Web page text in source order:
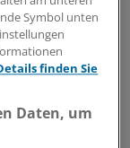
der
ein als
Symbol unten
finden Sie
Daten, um